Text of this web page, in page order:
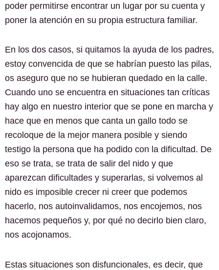
poder permitirse encontrar un lugar por su cuenta y
poner la atención en su propia estructura familiar.
En los dos casos, si quitamos la ayuda de los padres,
estoy convencida de que se habrían puesto las pilas,
os aseguro que no se hubieran quedado en la calle.
Cuando uno se encuentra en situaciones tan críticas
hay algo en nuestro interior que se pone en marcha y
hace que en menos que canta un gallo todo se
recoloque de la mejor manera posible y siendo
testigo la persona que ha podido con la dificultad. De
eso se trata, se trata de salir del nido y que
aparezcan dificultades y superarlas, si volvemos al
nido es imposible crecer ni creer que podemos
hacerlo, nos autoinvalidamos, nos encojemos, nos
hacemos pequeños y, por qué no decirlo bien claro,
nos acojonamos.
Estas situaciones son disfuncionales, es decir, que